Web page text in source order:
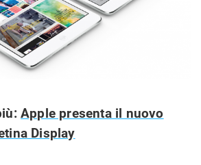
Apple presenta il nuovo
Display